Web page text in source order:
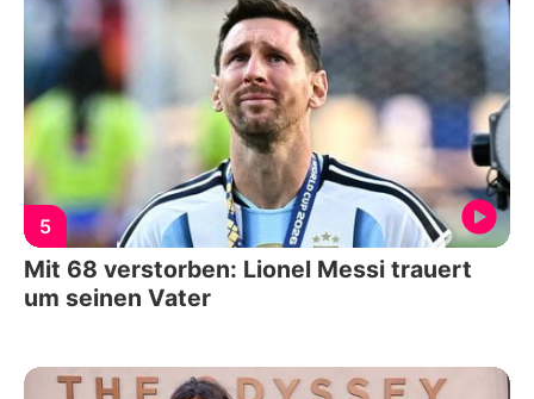
5
Mit 68 verstorben: Lionel Messi trauert
um seinen Vater